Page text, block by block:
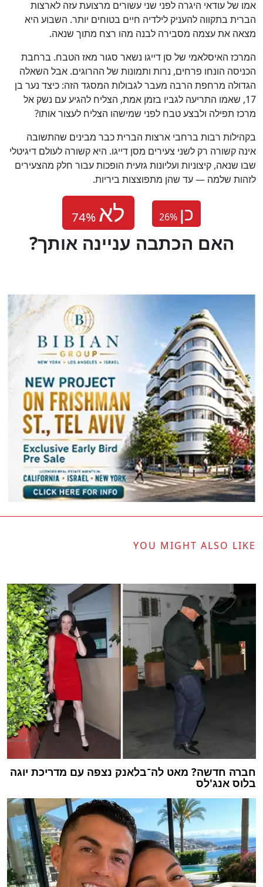
אמו של עודאי היגרה לפני שני עשורים מרצועת עזה לארצות
הברית בתקווה להעניק לילדיה חיים בטוחים יותר. השבוע היא
מצאה את עצמה מסבירה לבנה מהו רצח מתוך שנאה.
המרכז האיסלאמי של סן דייגו נשאר סגור מאז הטבח. ברחבת
הכניסה הונחו פרחים, נרות ותמונות של ההרוגים. אבל השאלה
הגדולה מרחפת הרבה מעבר לגבולות המסגד הזה: כיצד נער בן
17, שאמו התריעה לגביו בזמן אמת, הצליח להגיע עם נשק אל
מרכז תפילה ולבצע טבח לפני שמישהו הצליח לעצור אותו?
בקהילות רבות ברחבי ארצות הברית כבר מבינים שהתשובה
אינה קשורה רק לשני צעירים מסן דייגו. היא קשורה לעולם דיגיטלי
שבו שנאה, קיצוניות ועליונות גזעית הופכות עבור חלק מהצעירים
לזהות שלמה — עד שהן מתפוצצות ביריות.
26% כן
?האם הכתבה עניינה אותך
YOU MIGHT ALSO LIKE
חברה חדשה? מאט לה־בלאנק נצפה עם מדריכת יוגה
בלוס אנג'לס